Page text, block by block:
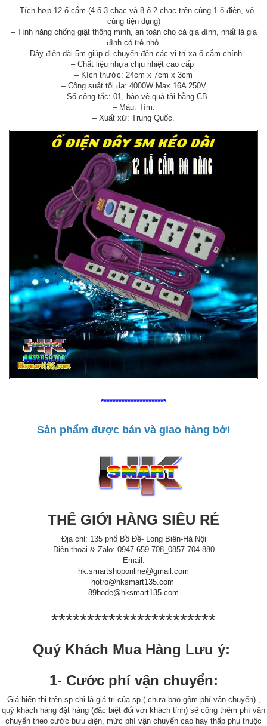
– Tích hợp 12 ổ cắm (4 ổ 3 chạc và 8 ổ 2 chạc trên cùng 1 ổ điện, vô
cùng tiện dụng)
– Tính năng chống giật thông minh, an toàn cho cả gia đình, nhất là gia
đình có trẻ nhỏ.
– Dây điện dài 5m giúp di chuyển đến các vị trí xa ổ cắm chính.
– Chất liệu nhựa chịu nhiệt cao cấp
– Kích thước: 24cm x 7cm x 3cm
– Công suất tối đa: 4000W Max 16A 250V
– Số công tắc: 01, bảo vệ quá tải bằng CB
– Màu: Tím.
– Xuất xứ: Trung Quốc.
**********************
Sản phẩm được bán và giao hàng bởi
THẾ GIỚI HÀNG SIÊU RẺ
Địa chỉ: 135 phố Bồ Đề- Long Biên-Hà Nội
Điện thoại & Zalo: 0947.659.708_0857.704.880
Email:
hk.smartshoponline@gmail.com
hotro@hksmart135.com
89bode@hksmart135.com
***********************
Quý Khách Mua Hàng Lưu ý:
1- Cước phí vận chuyển:
Giá hiển thị trên sp chỉ là giá trị của sp ( chưa bao gồm phí vận chuyển) ,
quý khách hàng đặt hàng (đặc biệt đối với khách tỉnh) sẽ cộng thêm phí vận
chuyển theo cước bưu điện, mức phí vận chuyển cao hay thấp phụ thuộc